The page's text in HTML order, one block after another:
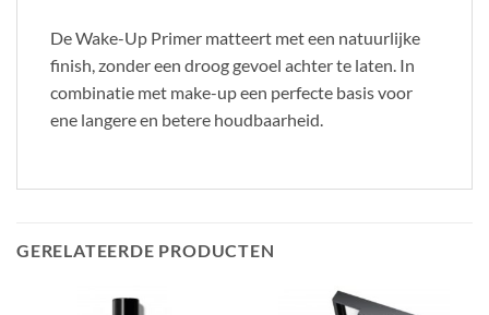
De Wake-Up Primer matteert met een natuurlijke
finish, zonder een droog gevoel achter te laten. In
combinatie met make-up een perfecte basis voor
ene langere en betere houdbaarheid.
GERELATEERDE PRODUCTEN